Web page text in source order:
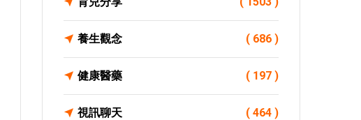
養生觀念 ( 686 )
健康醫藥 ( 197 )
視訊聊天 ( 464 )